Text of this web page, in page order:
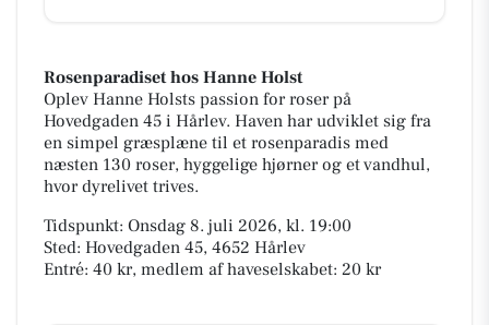
Rosenparadiset hos Hanne Holst
Oplev Hanne Holsts passion for roser på
Hovedgaden 45 i Hårlev. Haven har udviklet sig fra
en simpel græsplæne til et rosenparadis med
næsten 130 roser, hyggelige hjørner og et vandhul,
hvor dyrelivet trives.
Tidspunkt: Onsdag 8. juli 2026, kl. 19:00
Sted: Hovedgaden 45, 4652 Hårlev
Entré: 40 kr, medlem af haveselskabet: 20 kr